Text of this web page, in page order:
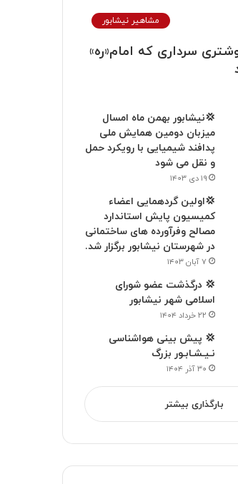
مشاهیر نیشابور
سرداری که امام«ره»
💢نیشابور بهمن ماه امسال
میزبان دومین همایش ملی
پدافند شیمیایی با رویکرد حمل
و نقل می شود
۱۹ دی ۱۴۰۳
💢اولین گردهمایی اعضاء
کميسیون پایش استاندارد
مصالح وفرآورده های ساختمانی
در شهرستان نیشابور برگزار شد.
۷ آبان ۱۴۰۳
💢 درگذشت عضو شورای
اسلامی شهر نیشابور
۲۲ خرداد ۱۴۰۴
💢 پیش بینی هواشناسی
نـیـشـابـور بزرگ
۳۰ آذر ۱۴۰۴
بارگذاری بیشتر